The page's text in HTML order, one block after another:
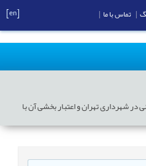
شهرداری تهران و اعتبار بخشی آن با
تماس با ما